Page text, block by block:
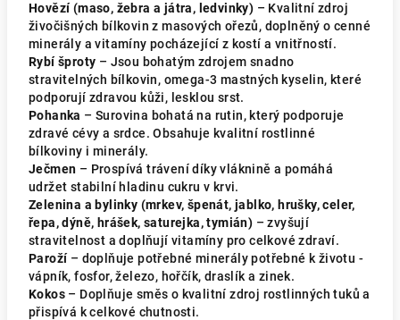
Hovězí (maso, žebra a játra, ledvinky) – Kvalitní zdroj
živočišných bílkovin z masových ořezů, doplněný o cenné
minerály a vitamíny pocházející z kostí a vnitřností.
Rybí šproty – Jsou bohatým zdrojem snadno
stravitelných bílkovin, omega-3 mastných kyselin, které
podporují zdravou kůži, lesklou srst.
Pohanka – Surovina bohatá na rutin, který podporuje
zdravé cévy a srdce. Obsahuje kvalitní rostlinné
bílkoviny i minerály.
Ječmen – Prospívá trávení díky vláknině a pomáhá
udržet stabilní hladinu cukru v krvi.
Zelenina a bylinky (mrkev, špenát, jablko, hrušky, celer,
řepa, dýně, hrášek, saturejka, tymián) – zvyšují
stravitelnost a doplňují vitamíny pro celkové zdraví.
Paroží– doplňuje potřebné minerály potřebné k životu -
vápník, fosfor, železo, hořčík, draslík a zinek.
Kokos – Doplňuje směs o kvalitní zdroj rostlinných tuků a
přispívá k celkové chutnosti.